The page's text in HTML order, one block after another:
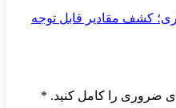
کشف مقادیر قابل توجه
ضروری را کامل کنید. *